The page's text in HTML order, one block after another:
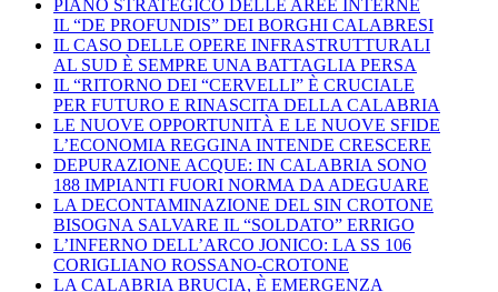
PIANO STRATEGICO DELLE AREE INTERNE
IL “DE PROFUNDIS” DEI BORGHI CALABRESI
IL CASO DELLE OPERE INFRASTRUTTURALI
AL SUD È SEMPRE UNA BATTAGLIA PERSA
IL “RITORNO DEI “CERVELLI” È CRUCIALE
PER FUTURO E RINASCITA DELLA CALABRIA
LE NUOVE OPPORTUNITÀ E LE NUOVE SFIDE
L’ECONOMIA REGGINA INTENDE CRESCERE
DEPURAZIONE ACQUE: IN CALABRIA SONO
188 IMPIANTI FUORI NORMA DA ADEGUARE
LA DECONTAMINAZIONE DEL SIN CROTONE
BISOGNA SALVARE IL “SOLDATO” ERRIGO
L’INFERNO DELL’ARCO JONICO: LA SS 106
CORIGLIANO ROSSANO-CROTONE
LA CALABRIA BRUCIA, È EMERGENZA